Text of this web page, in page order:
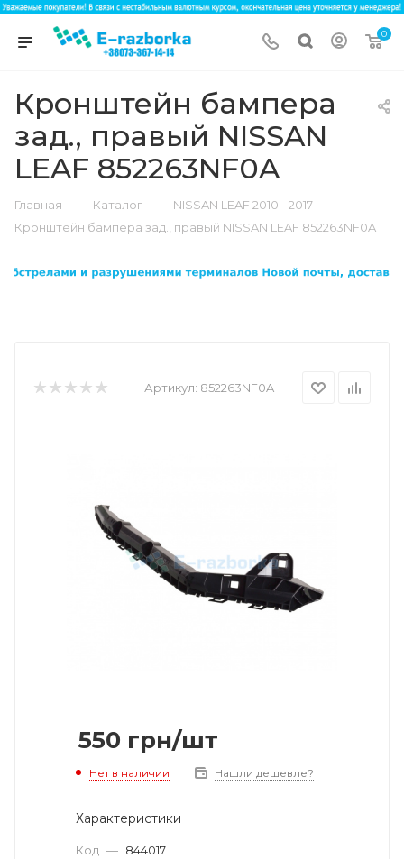
0
Кронштейн бампера
зад., правый NISSAN
LEAF 852263NF0A
Главная — Каталог — NISSAN LEAF 2010 - 2017 —
Кронштейн бампера зад., правый NISSAN LEAF 852263NF0A
Артикул: 852263NF0A
550 грн/шт
Нет в наличии Нашли дешевле?
Характеристики
Код — 844017